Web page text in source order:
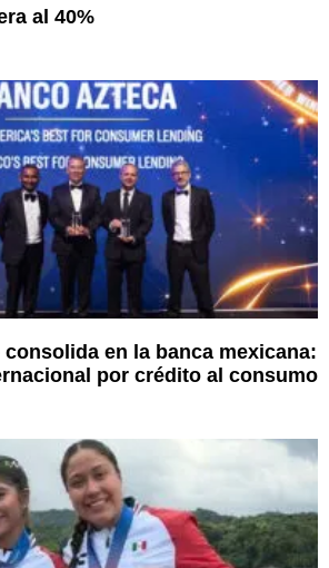
al 40%
consolida en la banca mexicana:
por crédito al consumo